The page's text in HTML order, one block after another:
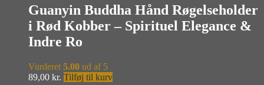
Guanyin Buddha Hånd Røgelseholder
i Rød Kobber – Spirituel Elegance &
Indre Ro
Vurderet 5.00 ud af 5
89,00 kr. Tilføj til kurv